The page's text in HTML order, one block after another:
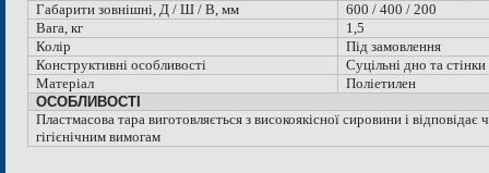
Габарити зовнішні, Д / Ш / В, мм
600 / 400 / 200
Вага, кг
1,5
Колір
Під замовлення
Конструктивні особливості
Суцільні дно та стінки
Матеріал
Поліетилен
ОСОБЛИВОСТІ
Пластмасова тара виготовляється з високоякісної сировини і
гігієнічним вимогам